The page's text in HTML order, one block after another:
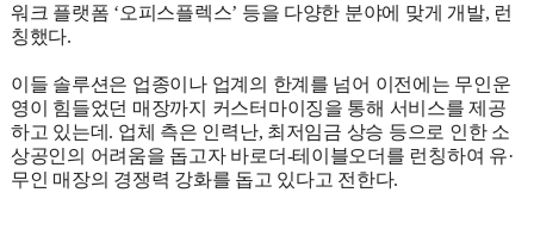
워크 플랫폼 ‘오피스플렉스’ 등을 다양한 분야에 맞게 개발, 런
칭했다.
이들 솔루션은 업종이나 업계의 한계를 넘어 이전에는 무인운
영이 힘들었던 매장까지 커스터마이징을 통해 서비스를 제공
하고 있는데. 업체 측은 인력난, 최저임금 상승 등으로 인한 소
상공인의 어려움을 돕고자 바로더-테이블오더를 런칭하여 유·
무인 매장의 경쟁력 강화를 돕고 있다고 전한다.